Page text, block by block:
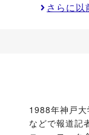
さらに以
1988年神戸
などで報道記